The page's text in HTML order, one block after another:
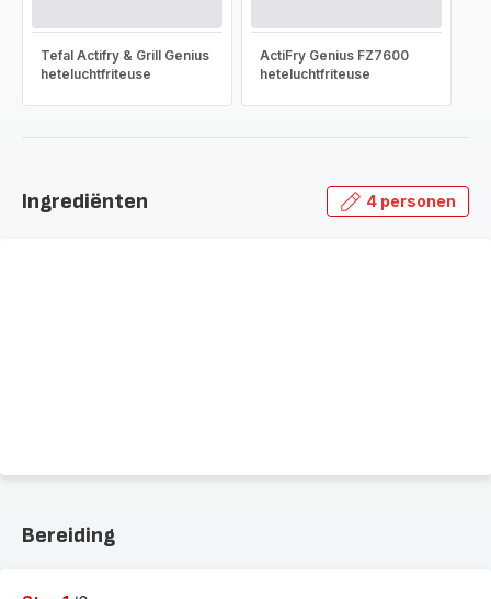
Tefal Actifry & Grill Genius
heteluchtfriteuse
ActiFry Genius FZ7600
heteluchtfriteuse
Ingrediënten 4 personen
Bereiding